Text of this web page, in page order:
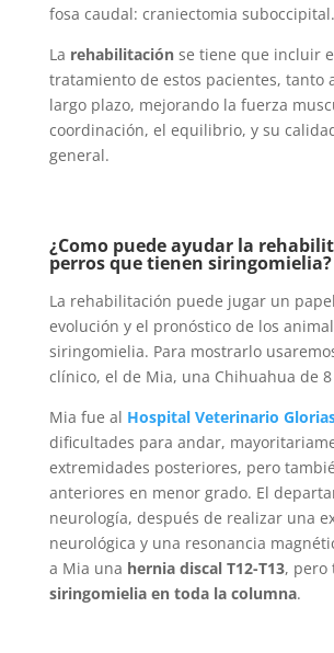
fosa caudal: craniectomia suboccipital.
La rehabilitaciónse tiene que incluir
tratamiento de estos pacientes, tanto
largo plazo, mejorando la fuerza
coordinación, el equilibrio, y su
general.
¿Como puede ayudar la
perros que tienen siringomielia?
La rehabilitación puede jugar un
evolución y el pronóstico de los
siringomielia. Para mostrarlo
clínico, el de Mia, una Chihuahua de 8
Mia fue al Hospital Veterinario
dificultades para andar,
extremidades posteriores, pero
anteriores en menor grado. El
neurología, después de realizar una
neurológica y una resonancia
a Mia una hernia discal T12-T13, pero
siringomielia en toda la columna.